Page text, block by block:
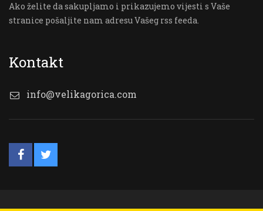
Ako želite da sakupljamo i prikazujemo vijesti s Vaše
stranice pošaljite nam adresu Vašeg rss feeda.
Kontakt
info@velikagorica.com